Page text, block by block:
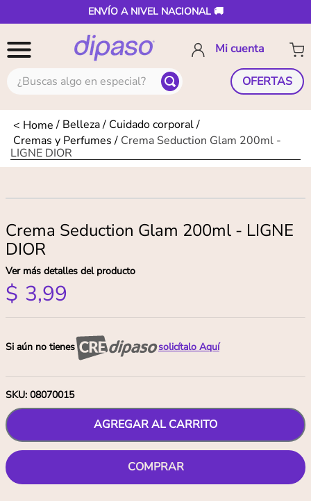
ENVÍO A NIVEL NACIONAL 🚚
¿Buscas algo en especial? OFERTAS
Belleza
Cuidado corporal
Cremas y Perfumes
Crema Seduction Glam 200ml -
LIGNE DIOR
Crema Seduction Glam 200ml - LIGNE
DIOR
Ver más detalles del producto
$ 3,99
Si aún no tienes solicítalo Aquí
SKU: 08070015
AGREGAR AL CARRITO
COMPRAR